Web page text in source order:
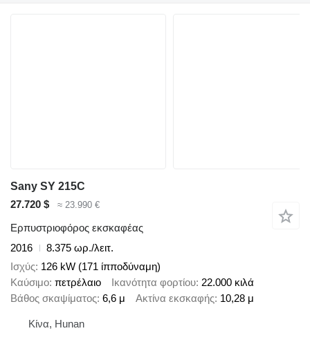
Sany SY 215C
27.720 $
≈ 23.990 €
Ερπυστριοφόρος εκσκαφέας
2016
8.375 ωρ./λειτ.
Ισχύς 126 kW (171 ίπποδύναμη)
Καύσιμο πετρέλαιο Ικανότητα φορτίου 22.000 κιλά
Βάθος σκαψίματος 6,6 μ Ακτίνα εκσκαφής 10,28 μ
Κίνα, Hunan